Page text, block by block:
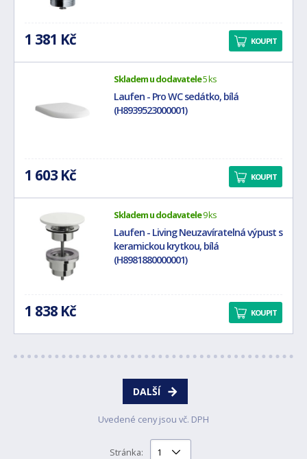
1 381 Kč KOUPIT
Skladem u dodavatele5 ks
Laufen - Pro WC sedátko, bílá
(H8939523000001)
1 603 Kč KOUPIT
Skladem u dodavatele9 ks
Laufen - Living Neuzavíratelná výpust s
keramickou krytkou, bílá
(H8981880000001)
1 838 Kč KOUPIT
DALŠÍ
Uvedené ceny jsou vč. DPH
Stránka: